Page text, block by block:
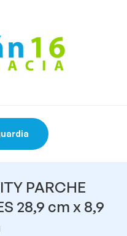
PARCHE
28,9 cm x 8,9